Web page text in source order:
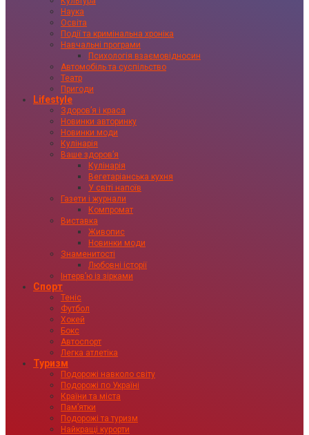
Наука
Освіта
Події та кримінальна хроніка
Навчальні програми
Психологія взаємовідносин
Автомобіль та суспільство
Театр
Пригоди
Lifestyle
Здоровʼя і краса
Новинки авторинку
Новинки моди
Кулінарія
Ваше здоровʼя
Кулінарія
Вегетаріанська кухня
У світі напоїв
Газети і журнали
Компромат
Виставка
Живопис
Новинки моди
Знаменитості
Любовні історії
Інтервʼю із зірками
Спорт
Теніс
Футбол
Хокей
Бокс
Автоспорт
Легка атлетіка
Туризм
Подорожі навколо світу
Подорожі по Україні
Країни та міста
Пам’ятки
Подорожі та туризм
Найкращі курорти